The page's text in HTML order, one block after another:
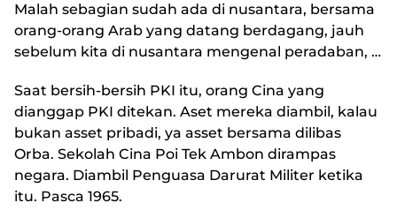
Malah sebagian sudah ada di nusantara, bersama
orang-orang Arab yang datang berdagang, jauh
sebelum kita di nusantara mengenal peradaban, …
Saat bersih-bersih PKI itu, orang Cina yang
dianggap PKI ditekan. Aset mereka diambil, kalau
bukan asset pribadi, ya asset bersama dilibas
Orba. Sekolah Cina Poi Tek Ambon dirampas
negara. Diambil Penguasa Darurat Militer ketika
itu. Pasca 1965.